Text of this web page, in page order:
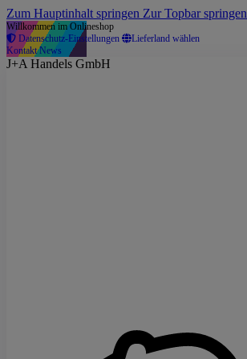
Zum Hauptinhalt springen Zur Topbar springen
Willkommen im Onlineshop
Datenschutz-Einstellungen
Lieferland wählen
KontaktNews
J+A Handels GmbH